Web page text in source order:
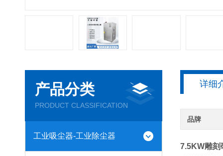
产品分类
PRODUCT CLASSIFICATION
工业吸尘器-工业除尘器
详细
品牌
7.5KW雕刻